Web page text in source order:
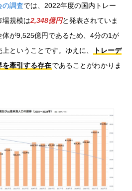
の調査では、2022年度の国内トレー
場規模は2,348億円と発表されていま
が9,525億円であるため、4分の1が
ということです。ゆえに、
トレーデ
を牽引する存在であることがわかりま